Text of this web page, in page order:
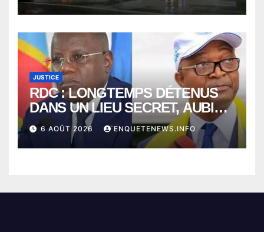
JUSTICE
RDC : LONGTEMPS DÉTENUS
DANS UN LIEU SECRET, AUBIN
MINAKU ET EMMANUEL
SHADARY TRANSFÉRÉS À
L’AUDITORAT MILITAIRE
6 AOÛT 2026 ENQUETENEWS.INFO